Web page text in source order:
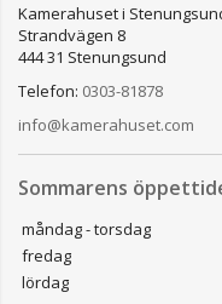
Kamerahuset i
Strandvägen 8
444 31 Stenungsund
Telefon: 0303-81878
info@kamerahuset.com
Sommarens
måndag - torsdag
fredag
lördag